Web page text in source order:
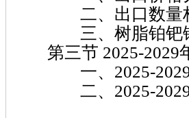
二、出口数量构
三、树脂铂钯铑
第三节 2025-2029
一、2025-2029年
二、2025-2029年